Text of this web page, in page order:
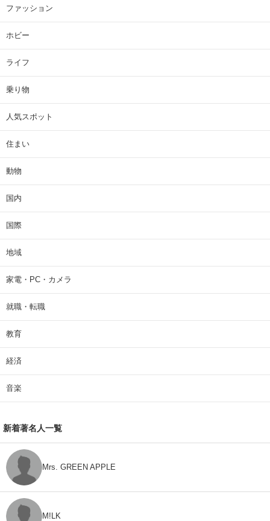
ファッション
ホビー
ライフ
乗り物
人気スポット
住まい
動物
国内
国際
地域
家電・PC・カメラ
就職・転職
教育
経済
音楽
新着著名人一覧
Mrs. GREEN APPLE
M!LK